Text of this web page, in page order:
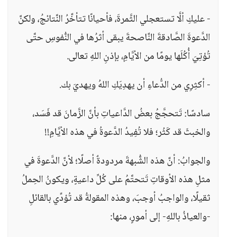
- عليكِ ألَّا تستعجلي الثَّمرةَ، فأحيانًا تتأخَّرُ النَّتائجُ، ولكنَّ
الدَّعوةَ الصَّادقةَ النَّاصحةَ يبقى أثرُها في النُّفوسِ حتَّى
تُؤتِيَ أُكُلَها يومًا من الأيَّامِ، بإذنِ اللهِ تعالى.
- أكثِرِي من الدُّعاءِ أن يهدِيَكِ اللهُ ويهديَ بك.
سادسًا: تَتحجَّجُ بعضُ الدَّاعياتِ بأنَّ الزَّمانَ قد فَسَد،
والخبثَ قد كَثُر؛ فلا تُفِيدُ الدَّعوةُ في هذه الأيَّامِ!!
والجوابُ: أنَّ هذه الشُّبهةَ مردودةٌ أصلًا؛ لأنَّ الدَّعوةَ في
مثلِ هذه الأوقاتِ تَتحتَّمُ على كُلِّ داعيةٍ، ويكونُ الحِملُ
ثقيلًا، والواجبُ أوجبَ، وهذه المقولةُ قد تُؤدِّي بالقائلِ
-والعياذُ باللهِ- إلى أمورٍ، منها: